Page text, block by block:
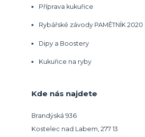
Příprava kukuřice
Rybářské závody PAMĚTNÍK 2020
Dipy a Boostery
Kukuřice na ryby
Kde nás najdete
Brandýská 936
Kostelec nad Labem, 277 13